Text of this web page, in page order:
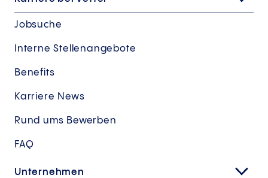
Jobsuche
Interne Stellenangebote
Benefits
Karriere News
Rund ums Bewerben
FAQ
Unternehmen